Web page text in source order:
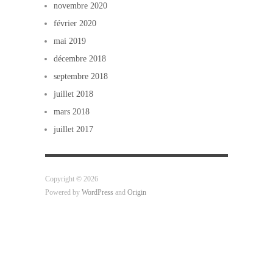
novembre 2020
février 2020
mai 2019
décembre 2018
septembre 2018
juillet 2018
mars 2018
juillet 2017
Copyright © 2026
Powered by WordPress and Origin